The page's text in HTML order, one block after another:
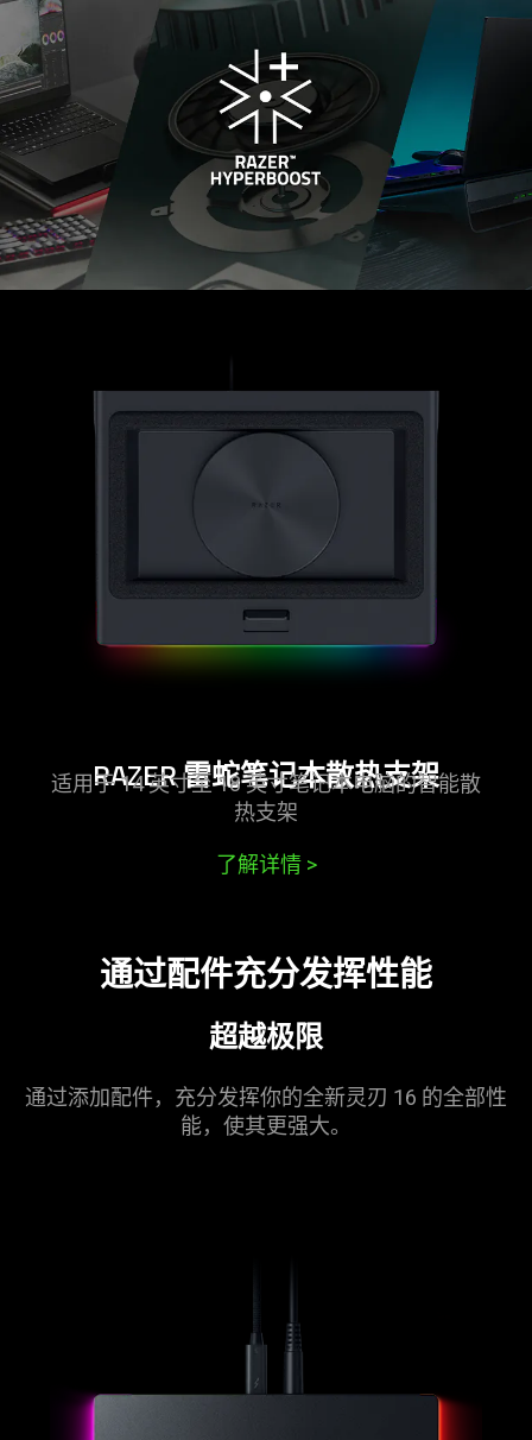
razer
雷
散
热
支
架
RAZER雷蛇笔记本散热支架
适用于 14 英寸至 18 英寸笔记本电脑的智能散
热支架
了解详情 >
通过配件充分发挥性能
超越极限
通过添加配件，充分发挥你的全新灵刃 16 的全部性
能，使其更强大。